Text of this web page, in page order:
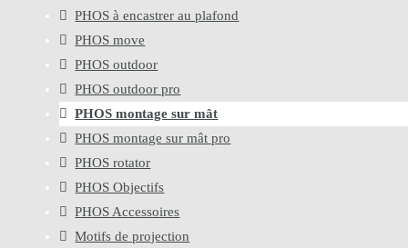
PHOS à encastrer au plafond
PHOS move
PHOS outdoor
PHOS outdoor pro
PHOS montage sur mât
PHOS montage sur mât pro
PHOS rotator
PHOS Objectifs
PHOS Accessoires
Motifs de projection